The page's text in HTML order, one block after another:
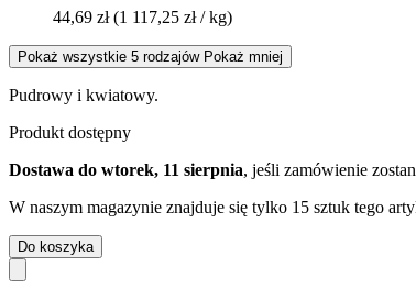
44,69 zł(1 117,25 zł / kg)
Pokaż wszystkie 5 rodzajów Pokaż mniej
Pudrowy i kwiatowy.
Produkt dostępny
Dostawa do wtorek, 11 sierpnia, jeśli zamówienie
W naszym magazynie znajduje się tylko 15 sztuk tego
Do koszyka